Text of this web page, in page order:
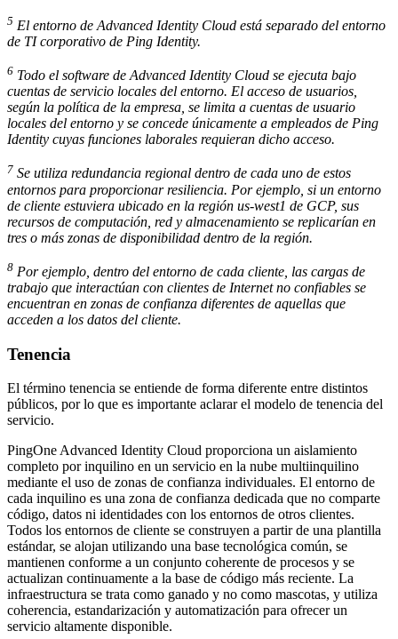
5 El entorno de Advanced Identity Cloud está separado del entorno
de TI corporativo de Ping Identity.
6 Todo el software de Advanced Identity Cloud se ejecuta bajo
cuentas de servicio locales del entorno. El acceso de usuarios,
según la política de la empresa, se limita a cuentas de usuario
locales del entorno y se concede únicamente a empleados de Ping
Identity cuyas funciones laborales requieran dicho acceso.
7 Se utiliza redundancia regional dentro de cada uno de estos
entornos para proporcionar resiliencia. Por ejemplo, si un entorno
de cliente estuviera ubicado en la región us-west1 de GCP, sus
recursos de computación, red y almacenamiento se replicarían en
tres o más zonas de disponibilidad dentro de la región.
8 Por ejemplo, dentro del entorno de cada cliente, las cargas de
trabajo que interactúan con clientes de Internet no confiables se
encuentran en zonas de confianza diferentes de aquellas que
acceden a los datos del cliente.
Tenencia
El término tenencia se entiende de forma diferente entre distintos
públicos, por lo que es importante aclarar el modelo de tenencia del
servicio.
PingOne Advanced Identity Cloud proporciona un aislamiento
completo por inquilino en un servicio en la nube multiinquilino
mediante el uso de zonas de confianza individuales. El entorno de
cada inquilino es una zona de confianza dedicada que no comparte
código, datos ni identidades con los entornos de otros clientes.
Todos los entornos de cliente se construyen a partir de una plantilla
estándar, se alojan utilizando una base tecnológica común, se
mantienen conforme a un conjunto coherente de procesos y se
actualizan continuamente a la base de código más reciente. La
infraestructura se trata como ganado y no como mascotas, y utiliza
coherencia, estandarización y automatización para ofrecer un
servicio altamente disponible.